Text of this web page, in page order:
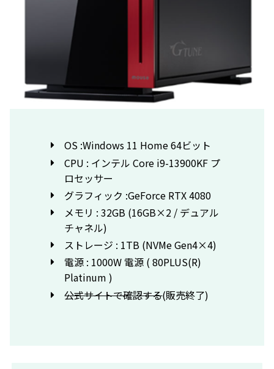
OS :Windows 11 Home 64ビット
CPU : インテル Core i9-13900KF プ
ロセッサー
グラフィック :GeForce RTX 4080
メモリ : 32GB (16GB×2 / デュアル
チャネル)
ストレージ : 1TB (NVMe Gen4×4)
電源 : 1000W 電源 ( 80PLUS(R)
Platinum )
公式サイトで確認する(販売終了)